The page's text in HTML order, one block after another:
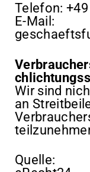
Telefon:
E-Mail:
Wir sind
an
Quelle: